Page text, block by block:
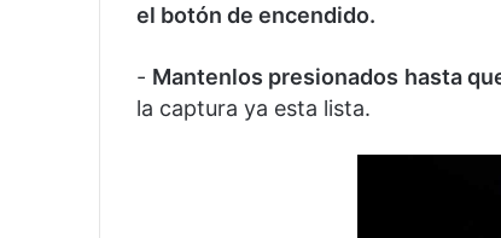
el botón de encendido.
- Mantenlos presionados hasta
la captura ya esta lista.